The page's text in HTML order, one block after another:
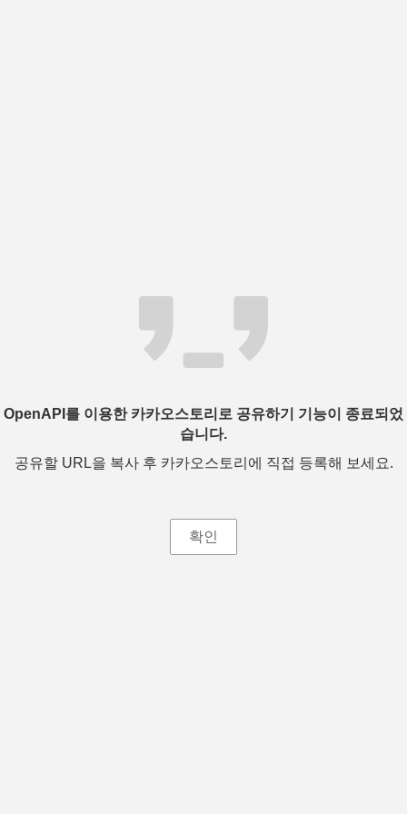
OpenAPI를 이용한 카카오스토리로 공유하기 기능이 종료되었
습니다.
공유할 URL을 복사 후 카카오스토리에 직접 등록해 보세요.
확인